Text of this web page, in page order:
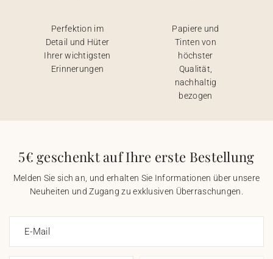
Perfektion im
Detail und Hüter
Ihrer wichtigsten
Erinnerungen
Papiere und
Tinten von
höchster
Qualität,
nachhaltig
bezogen
5€ geschenkt auf Ihre erste Bestellung
Melden Sie sich an, und erhalten Sie Informationen über unsere
Neuheiten und Zugang zu exklusiven Überraschungen.
E-Mail